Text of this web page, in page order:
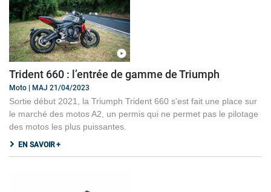
Trident 660 : l’entrée de gamme de Triumph
Moto | MAJ 21/04/2023
Sortie début 2021, la Triumph Trident 660 s'est fait une place sur
le marché des motos A2, un permis qui ne permet pas le pilotage
des motos les plus puissantes.
EN SAVOIR +